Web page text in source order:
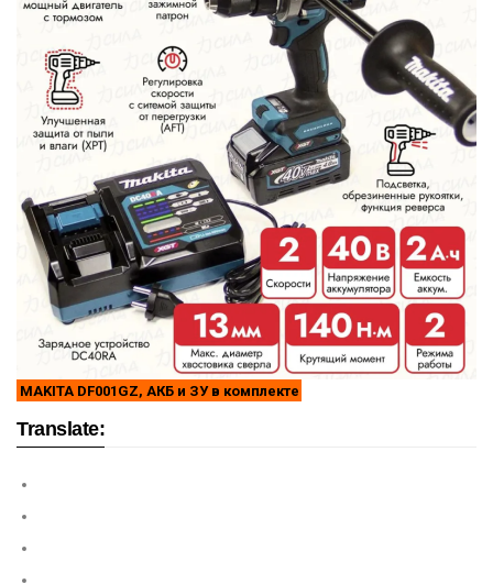
MAKITA DF001GZ, АКБ и ЗУ в комплекте
Translate: